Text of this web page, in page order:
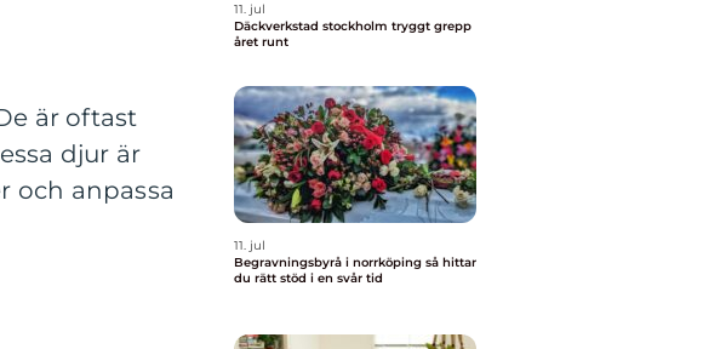
är oftast
djur är
och anpassa
11. jul
Däckverkstad stockholm tryggt grepp
året runt
11. jul
Begravningsbyrå i norrköping så hittar
du rätt stöd i en svår tid